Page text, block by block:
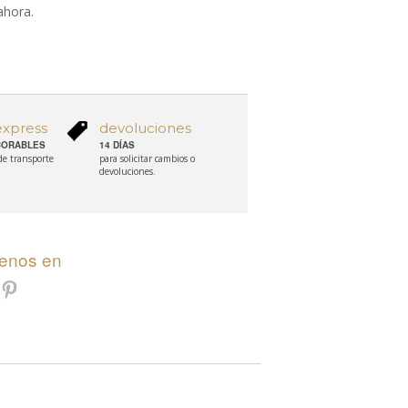
transporte
devoluciones
14 DÍAS
para solicitar cambios o
devoluciones.
en